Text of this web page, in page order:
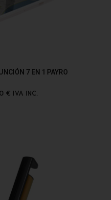
7 EN 1 PAYRO
€ IVA INC.